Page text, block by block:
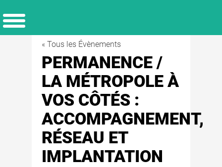
« Tous les Évènements
PERMANENCE /
LA MÉTROPOLE À
VOS CÔTÉS :
ACCOMPAGNEMENT,
RÉSEAU ET
IMPLANTATION